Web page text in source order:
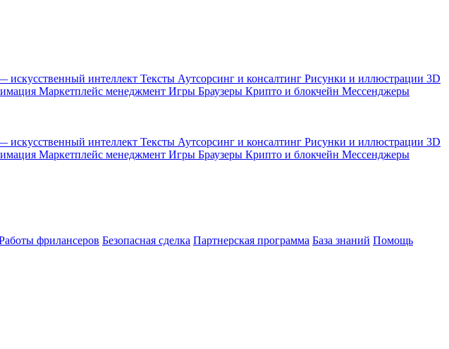
искусственный интеллект Тексты Аутсорсинг и консалтинг Рисунки и иллюстрации 3D
Маркетплейс менеджмент Игры Браузеры Крипто и блокчейн Мессенджеры
искусственный интеллект Тексты Аутсорсинг и консалтинг Рисунки и иллюстрации 3D
Маркетплейс менеджмент Игры Браузеры Крипто и блокчейн Мессенджеры
фрилансеров Безопасная сделка Партнерская программа База знаний Помощь